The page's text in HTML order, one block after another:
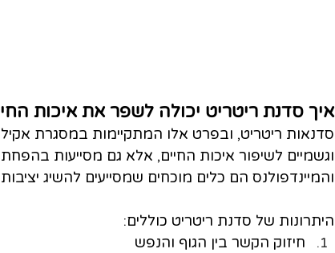
איך סדנת ריטריט יכולה לשפר את איכות
סדנאות ריטריט, ובפרט אלו המתקיימות במסגרת
וגשמיים לשיפור איכות החיים, אלא גם מסייעות
והמיינדפולנס הם כלים מוכחים שמסייעים להשיג
היתרונות של סדנת ריטריט כוללים:
חיזוק הקשר בין הגוף והנפש